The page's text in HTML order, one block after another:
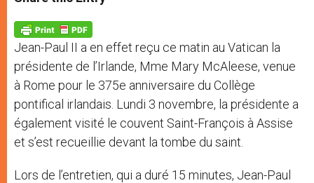
s
p
p
e
g
e
r
b
o
k
Jean-Paul II a en effet reçu ce matin au Vatican la
présidente de l’Irlande, Mme Mary McAleese, venue
à Rome pour le 375e anniversaire du Collège
pontifical irlandais. Lundi 3 novembre, la présidente a
également visité le couvent Saint-François à Assise
et s’est recueillie devant la tombe du saint.
Lors de l’entretien, qui a duré 15 minutes, Jean-Paul